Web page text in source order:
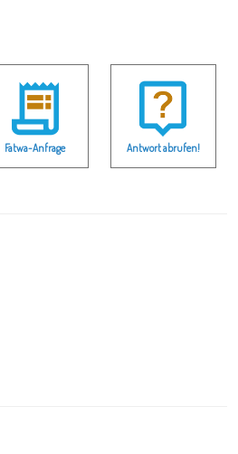
Fatwa-Anfrage Antwort abrufen!